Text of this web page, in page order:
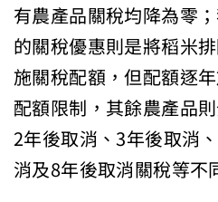
有農產品關稅均降為零
的關稅優惠則是將稻米
施關稅配額，但配額逐
配額限制，其餘農產品
2年後取消、3年後取消
消及8年後取消關稅等不